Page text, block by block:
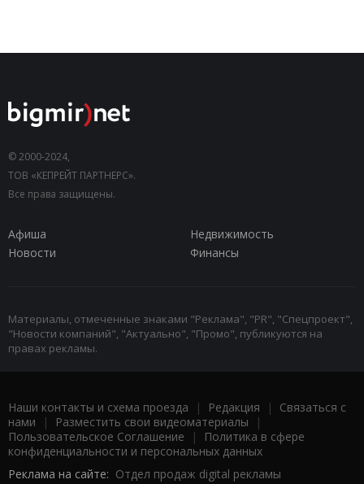
© 2000-2024,
ТОВ «КЕПРЕЙТ ПАРТНЕРС».
Все права защищены.
Афиша
Недвижимость
Новости
Финансы
Материалы, отмеченные знаками "Реклама", "PR", "Спецпроект",
"Новости компаний", "Актуально", "Промо", публикуются на
правах рекламы.
Наши контакты и схема проезда | Редакция | Связаться с
нами | Разместить свои видеоматериалы |
Пользовательское Соглашение |
Политика в сфере
конфиденциальности и персональных данных
Реклама на сайте: Отдел продаж digital рекламы